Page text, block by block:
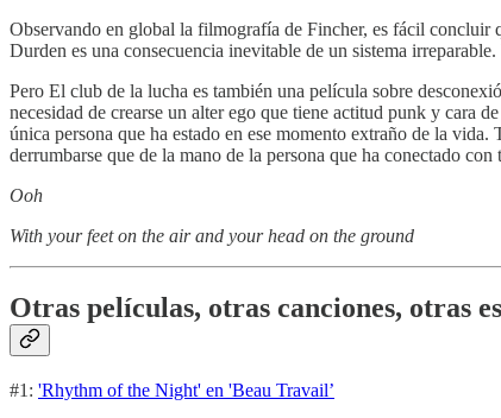
Observando en global la filmografía de Fincher, es fácil concluir
Durden es una consecuencia inevitable de un sistema
Pero El club de la lucha es también una película sobre
necesidad de crearse un alter ego que tiene actitud punk y cara
única persona que ha estado en ese momento extraño de la
derrumbarse que de la mano de la persona que ha conectado
Ooh
With your feet on the air and your head on the ground
Otras películas, otras canciones, otras
#1: 'Rhythm of the Night' en 'Beau Travail’